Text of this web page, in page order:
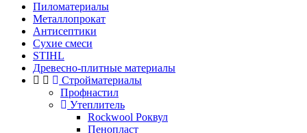
Пиломатериалы
Металлопрокат
Антисептики
Сухие смеси
STIHL
Древесно-плитные материалы
Стройматериалы
Профнастил
Утеплитель
Rockwool Роквул
Пенопласт